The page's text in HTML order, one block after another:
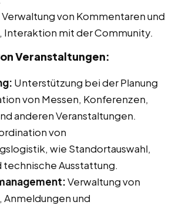
Verwaltung von Kommentaren und
Interaktion mit der Community.
Veranstaltungen:
Unterstützung bei der Planung
von Messen, Konferenzen,
anderen Veranstaltungen.
von
wie Standortauswahl,
technische Ausstattung.
Verwaltung von
Anmeldungen und